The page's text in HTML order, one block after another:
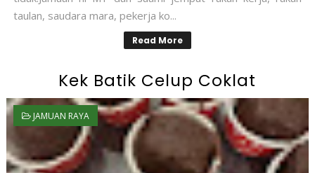
taulan, saudara mara, pekerja ko...
Read More
Kek Batik Celup Coklat
JAMUAN RAYA